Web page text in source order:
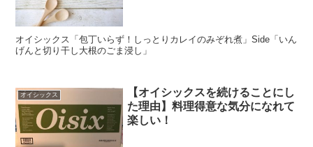
オイシックス「包丁いらず！しっとりカレイのみぞれ煮」Side「いん
げんと切り干し大根のごま浸し」
オイシックス
【オイシックスを続けることにし
た理由】料理得意な気分になれて
楽しい！